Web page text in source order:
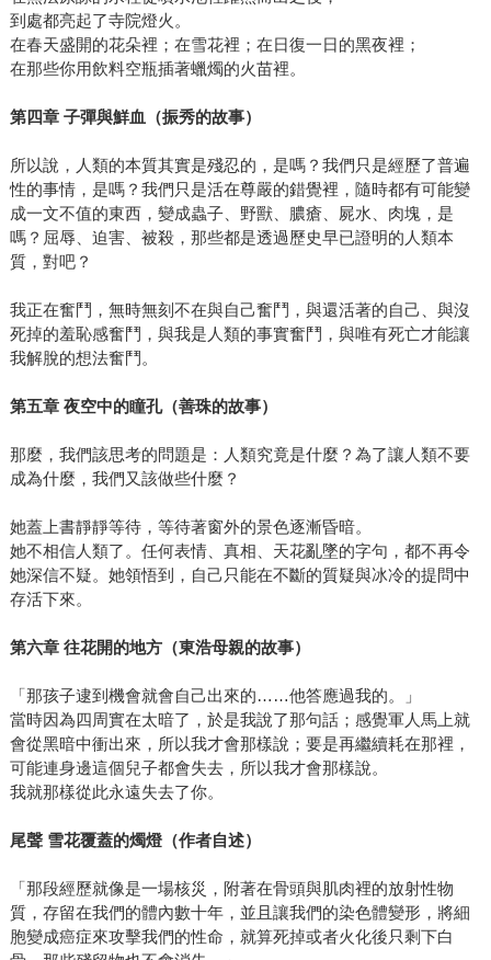
到處都亮起了寺院燈火。
在春天盛開的花朵裡；在雪花裡；在日復一日的黑夜裡；
在那些你用飲料空瓶插著蠟燭的火苗裡。
第四章 子彈與鮮血（振秀的故事）
所以說，人類的本質其實是殘忍的，是嗎？我們只是經歷了普遍
性的事情，是嗎？我們只是活在尊嚴的錯覺裡，隨時都有可能變
成一文不值的東西，變成蟲子、野獸、膿瘡、屍水、肉塊，是
嗎？屈辱、迫害、被殺，那些都是透過歷史早已證明的人類本
質，對吧？
我正在奮鬥，無時無刻不在與自己奮鬥，與還活著的自己、與沒
死掉的羞恥感奮鬥，與我是人類的事實奮鬥，與唯有死亡才能讓
我解脫的想法奮鬥。
第五章 夜空中的瞳孔（善珠的故事）
那麼，我們該思考的問題是：人類究竟是什麼？為了讓人類不要
成為什麼，我們又該做些什麼？
她蓋上書靜靜等待，等待著窗外的景色逐漸昏暗。
她不相信人類了。任何表情、真相、天花亂墜的字句，都不再令
她深信不疑。她領悟到，自己只能在不斷的質疑與冰冷的提問中
存活下來。
第六章 往花開的地方（東浩母親的故事）
「那孩子逮到機會就會自己出來的……他答應過我的。」
當時因為四周實在太暗了，於是我說了那句話；感覺軍人馬上就
會從黑暗中衝出來，所以我才會那樣說；要是再繼續耗在那裡，
可能連身邊這個兒子都會失去，所以我才會那樣說。
我就那樣從此永遠失去了你。
尾聲 雪花覆蓋的燭燈（作者自述）
「那段經歷就像是一場核災，附著在骨頭與肌肉裡的放射性物
質，存留在我們的體內數十年，並且讓我們的染色體變形，將細
胞變成癌症來攻擊我們的性命，就算死掉或者火化後只剩下白